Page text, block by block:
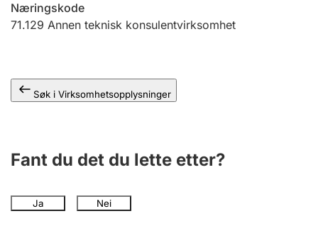
Offentlig sektor
Næringskode
71.129 Annen teknisk konsulentvirksomhet
Søk i Virksomhetsopplysninger
Fant du det du lette etter?
Ja Nei